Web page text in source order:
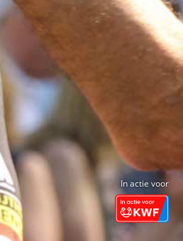
In actie voor